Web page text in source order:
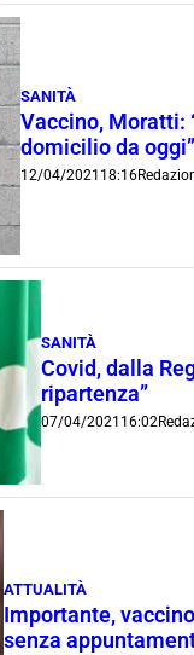
SANITÀ
Vaccino, Moratti:
domicilio da oggi”
12/04/2021 18:16
SANITÀ
Covid, dalla
ripartenza”
07/04/2021 16:02
ATTUALITÀ
Importante,
senza